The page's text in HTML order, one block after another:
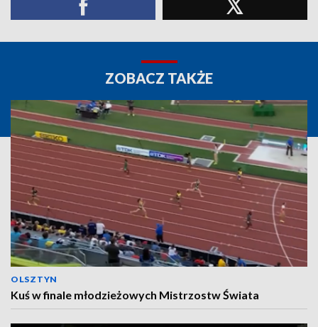
ZOBACZ TAKŻE
OLSZTYN
Kuś w finale młodzieżowych Mistrzostw Świata